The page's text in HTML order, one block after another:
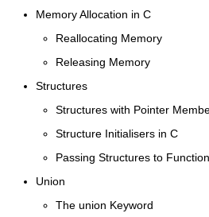
Memory Allocation in C
Reallocating Memory
Releasing Memory
Structures
Structures with Pointer
Structure Initialisers in C
Passing Structures to
Union
The union Keyword